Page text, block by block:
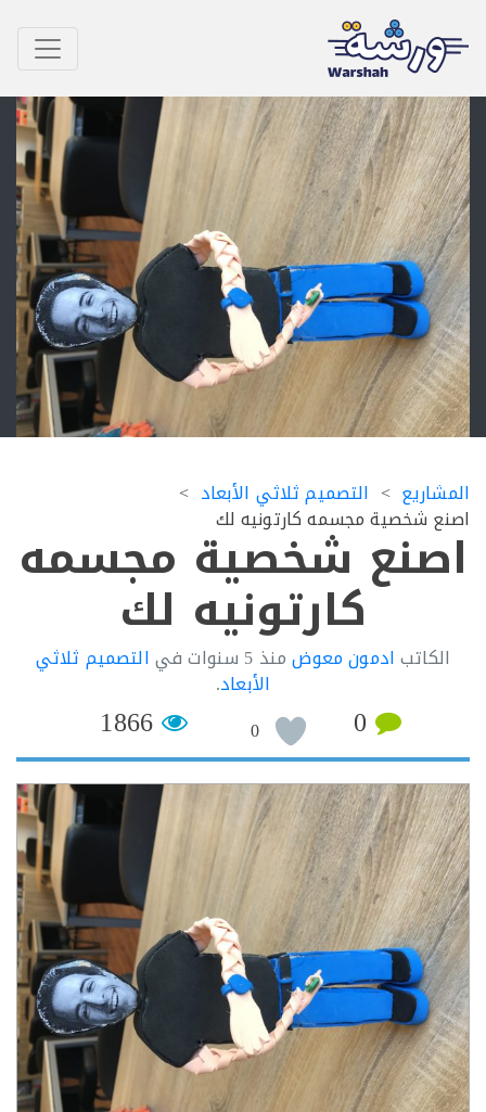
التصميم ثلاثي الأبعاد
شخصية مجسمه كارتونيه لك
شخصية مجسمه
كارتونيه لك
ادمون معوضمنذ5 سنوات فيالتصميم ثلاثي
الأبعاد.
0
0
1866